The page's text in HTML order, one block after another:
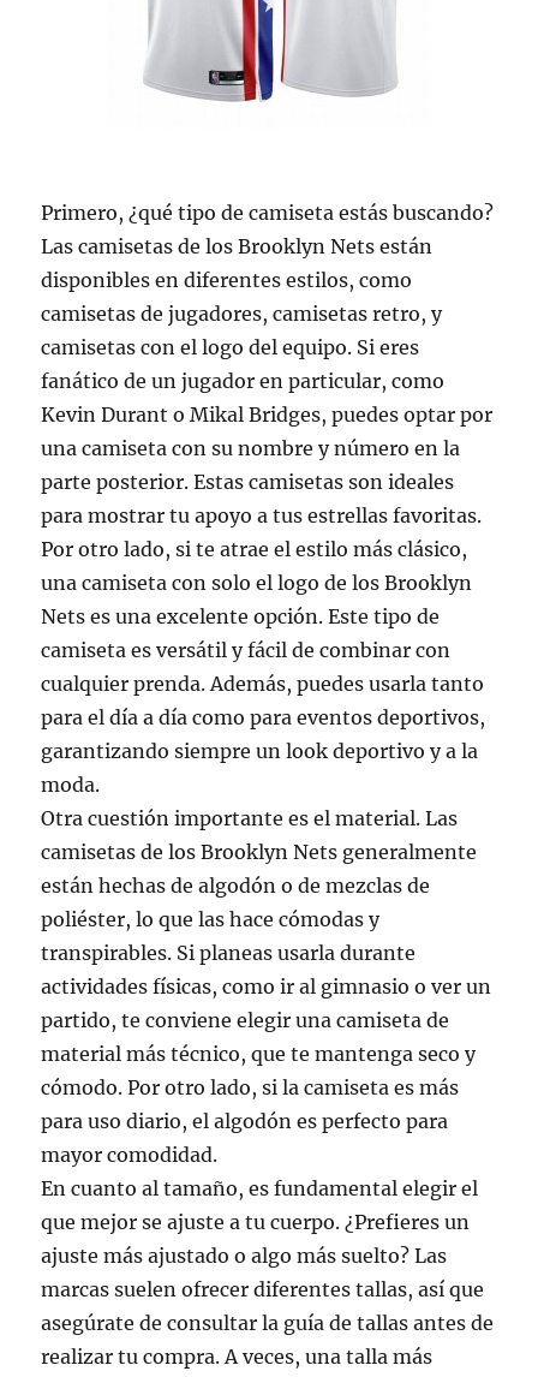
Primero, ¿qué tipo de camiseta estás buscando?
Las camisetas de los Brooklyn Nets están
disponibles en diferentes estilos, como
camisetas de jugadores, camisetas retro, y
camisetas con el logo del equipo. Si eres
fanático de un jugador en particular, como
Kevin Durant o Mikal Bridges, puedes optar por
una camiseta con su nombre y número en la
parte posterior. Estas camisetas son ideales
para mostrar tu apoyo a tus estrellas favoritas.
Por otro lado, si te atrae el estilo más clásico,
una camiseta con solo el logo de los Brooklyn
Nets es una excelente opción. Este tipo de
camiseta es versátil y fácil de combinar con
cualquier prenda. Además, puedes usarla tanto
para el día a día como para eventos deportivos,
garantizando siempre un look deportivo y a la
moda.
Otra cuestión importante es el material. Las
camisetas de los Brooklyn Nets generalmente
están hechas de algodón o de mezclas de
poliéster, lo que las hace cómodas y
transpirables. Si planeas usarla durante
actividades físicas, como ir al gimnasio o ver un
partido, te conviene elegir una camiseta de
material más técnico, que te mantenga seco y
cómodo. Por otro lado, si la camiseta es más
para uso diario, el algodón es perfecto para
mayor comodidad.
En cuanto al tamaño, es fundamental elegir el
que mejor se ajuste a tu cuerpo. ¿Prefieres un
ajuste más ajustado o algo más suelto? Las
marcas suelen ofrecer diferentes tallas, así que
asegúrate de consultar la guía de tallas antes de
realizar tu compra. A veces, una talla más